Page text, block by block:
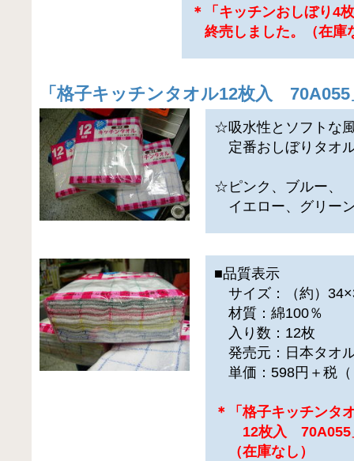
＊「キッチンおしぼり4
終売しました。（在庫
「 格子キッチンタオル12枚入 70A055
☆吸水性とソフトな
定番おしぼりタオ
☆ピンク、ブルー、
イエロー、グリー
■品質表示
サイズ：（約）
材質：綿100％
入り数：12枚
発売元：日本タオ
単価：598円＋税（
＊「格子キッチンタ
12枚入 70A055
（在庫なし）